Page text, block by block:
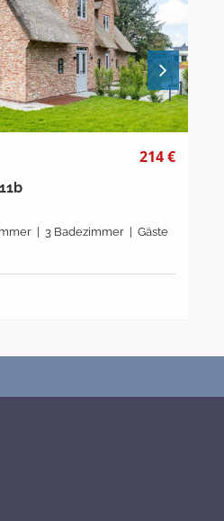
13b
| 3 Badezimmer | Gäste